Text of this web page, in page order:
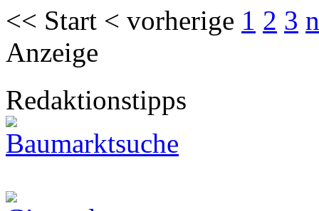
<< Start < vorherige 1 2 3
Anzeige
Redaktionstipps